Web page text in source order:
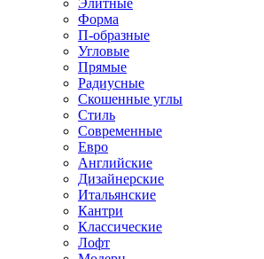
Элитные
Форма
П-образные
Угловые
Прямые
Радиусные
Скошенные углы
Стиль
Современные
Евро
Английские
Дизайнерские
Итальянские
Кантри
Классические
Лофт